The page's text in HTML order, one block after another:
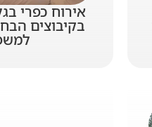
אירוח כפרי
בקיבוצים